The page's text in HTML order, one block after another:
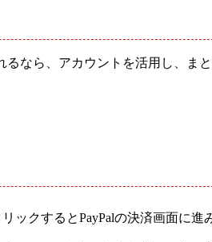
なら、アカウントを活用し、ま
ックするとPayPalの決済画面に進